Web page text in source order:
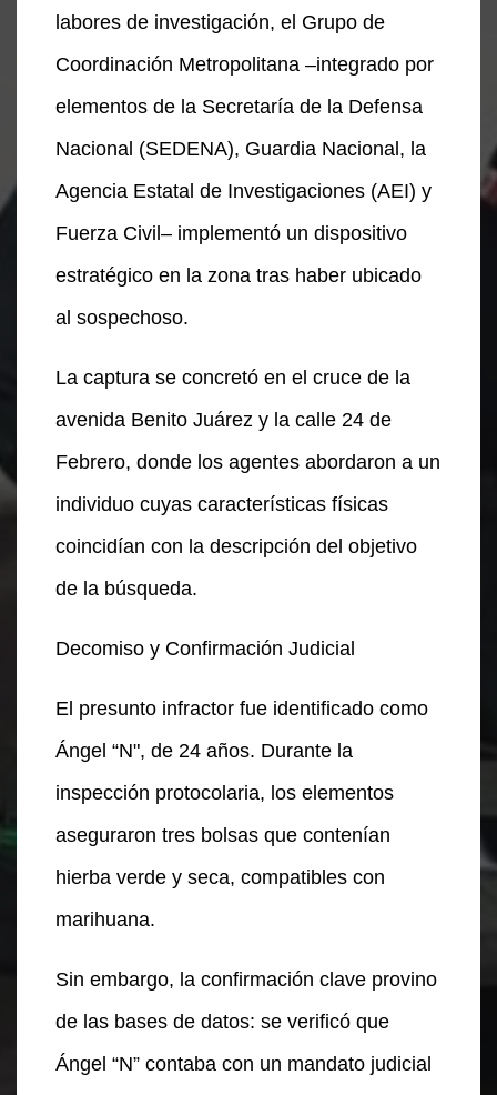
labores de investigación, el Grupo de
Coordinación Metropolitana –integrado por
elementos de la Secretaría de la Defensa
Nacional (SEDENA), Guardia Nacional, la
Agencia Estatal de Investigaciones (AEI) y
Fuerza Civil– implementó un dispositivo
estratégico en la zona tras haber ubicado
al sospechoso.
La captura se concretó en el cruce de la
avenida Benito Juárez y la calle 24 de
Febrero, donde los agentes abordaron a un
individuo cuyas características físicas
coincidían con la descripción del objetivo
de la búsqueda.
Decomiso y Confirmación Judicial
El presunto infractor fue identificado como
Ángel “N", de 24 años. Durante la
inspección protocolaria, los elementos
aseguraron tres bolsas que contenían
hierba verde y seca, compatibles con
marihuana.
Sin embargo, la confirmación clave provino
de las bases de datos: se verificó que
Ángel “N” contaba con un mandato judicial